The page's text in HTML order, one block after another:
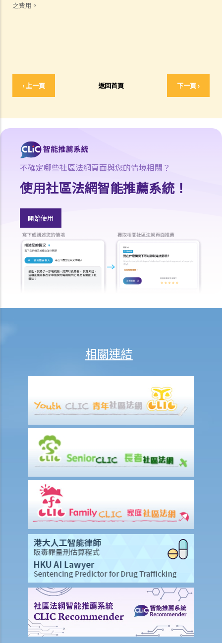
之費用。
‹ 上一頁 返回首頁 下一頁 ›
予現職僱主一個月通知以辭去現有工作。在新工上任的一個星期前，我
B. 薪酬
1. 我的秘書弄壞了我辦公室的電腦，而我打算從她本月的薪金中扣除
3. 我已被拖欠了一個月薪金，而老闆告訴我他已無能力支付薪金，他有
否違反僱傭合約？我可否即時終止僱傭合約以及提出索償？
為公司的財政已陷入困境，而公司亦很可能面臨清盤。我能否取回全部
5. 假如僱主面臨破產 / 清盤，我可以從哪處獲得協助？
6. 如果我上班遲到，我的僱主可以扣除我的工資嗎？
7. 僱主可否單方面減少僱員的工資，安排無薪假，或更改僱傭合約條款
8. 建築及營造行業的總承判商有沒有責任支付次承判商的僱員的工資？
9. 工資是否包括酌情發給的佣金或花紅？
11. 如何計算年終酬金？我可於何時收取有關的款項？
2. 違例及刑罰
3. 代通知金
6. 暫停僱用
9. 不當地終止合約
1. 不合理解僱
1. 僱傭合約終止後的限制條款
2. 不合理更改僱傭合約條款
3. 不合理及不合法解僱
4. 不合理解僱的補償
2. 我懷疑公司內某銷售員不斷將客戶資料給予本公司的競爭對手，所以
我想解僱此職員。我可否不給予他預先通知（或代通知金）而立刻解僱
2. 我是一名辦公室文員，但老闆經常指令我在貨倉內搬運重物，我認為
此工作與我的職責不符，而老闆亦沒有在我面試時說明此項職責。我可
否不給予他預先通知（或代通知金）而辭職？
3. 僱員幾日沒有上班，但沒有給予理由，僱主可否即時解僱？
4. 我將會以其中一個「有效的解僱理由」 解僱我的職員。我是否需要給
予他預先通知或代通知金？
不確定哪些社區法網頁面與您的情境相關？
使用社區法網智能推薦系統！
開始使用
相關連結